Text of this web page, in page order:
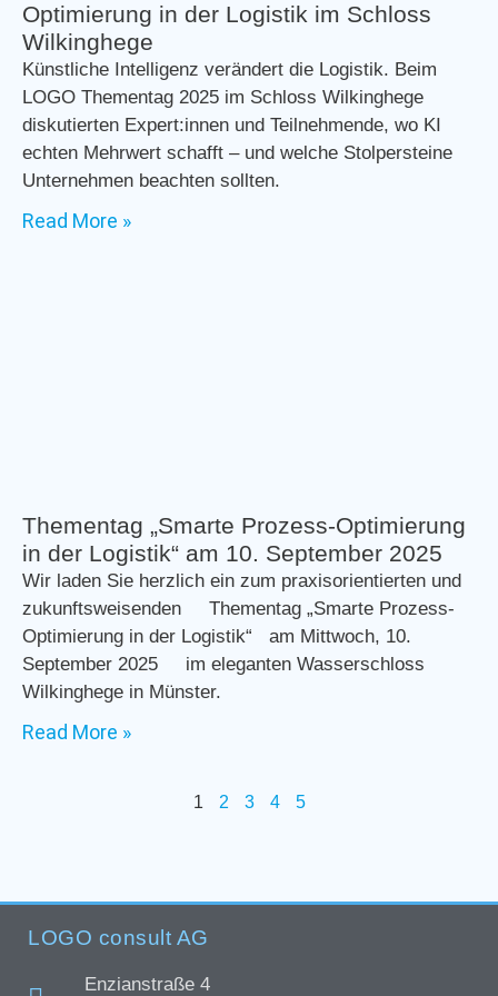
Optimierung in der Logistik im Schloss
Wilkinghege
Künstliche Intelligenz verändert die Logistik. Beim
LOGO Thementag 2025 im Schloss Wilkinghege
diskutierten Expert:innen und Teilnehmende, wo KI
echten Mehrwert schafft – und welche Stolpersteine
Unternehmen beachten sollten.
Read More »
Thementag „Smarte Prozess-Optimierung
in der Logistik“ am 10. September 2025
Wir laden Sie herzlich ein zum praxisorientierten und
zukunftsweisenden Thementag „Smarte Prozess-
Optimierung in der Logistik“ am Mittwoch, 10.
September 2025 im eleganten Wasserschloss
Wilkinghege in Münster.
Read More »
1 2 3 4 5
LOGO consult AG
Enzianstraße 4